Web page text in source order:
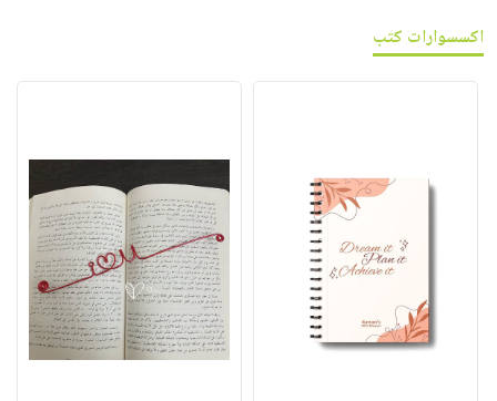
اكسسوارات كتب